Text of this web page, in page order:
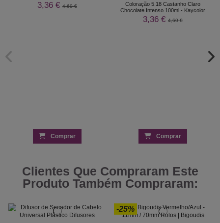
3,36 € 4,60 €
Comprar
Coloração 5.18 Castanho Claro
Chocolate Intenso 100ml - Kaycolor
3,36 € 4,60 €
Comprar
Clientes Que Compraram Este
Produto Também Compraram:
-25%